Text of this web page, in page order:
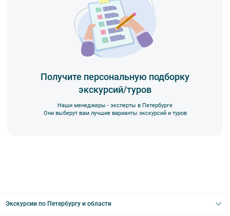
Получите персональную подборку
экскурсий/туров
Наши менеджеры - эксперты в Петербурге
Они выберут вам лучшие варианты экскурсий и туров
Экскурсии по Петербургу и области